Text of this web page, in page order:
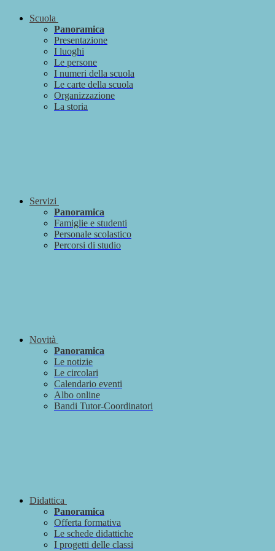
Scuola
Panoramica
Presentazione
I luoghi
Le persone
I numeri della scuola
Le carte della scuola
Organizzazione
La storia
Servizi
Panoramica
Famiglie e studenti
Personale scolastico
Percorsi di studio
Novità
Panoramica
Le notizie
Le circolari
Calendario eventi
Albo online
Bandi Tutor-Coordinatori
Didattica
Panoramica
Offerta formativa
Le schede didattiche
I progetti delle classi